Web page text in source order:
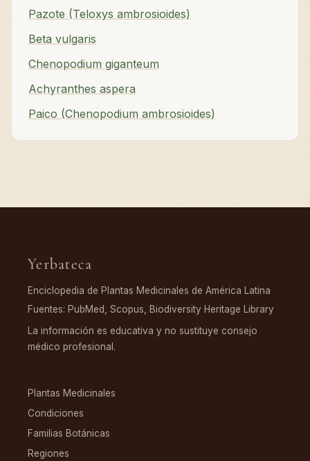
Pazote (Teloxys ambrosioides)
Beta vulgaris
Chenopodium giganteum
Achyranthes aspera
Paico (Chenopodium ambrosioides)
Yerbateca
Enciclopedia de Plantas Medicinales de América Latina
Fuentes: PubMed, Scopus, Biodiversity Heritage Library
La información es educativa y no sustituye consejo
médico profesional.
Plantas Medicinales
Condiciones
Familias Botánicas
Regiones